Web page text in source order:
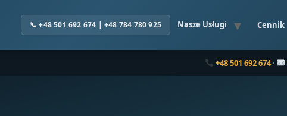
Nasze Usługi Cennik
+48 501 692 674·